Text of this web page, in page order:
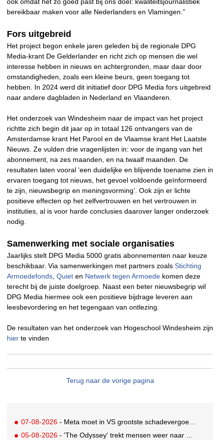
bereikbaar maken voor alle Nederlanders en Vlamingen.”
Fors uitgebreid
Het project begon enkele jaren geleden bij de regionale DPG
Media-krant De Gelderlander en richt zich op mensen die wel
interesse hebben in nieuws en achtergronden, maar daar door
omstandigheden, zoals een kleine beurs, geen toegang tot
hebben. In 2024 werd dit initiatief door DPG Media fors uitgebreid
naar andere dagbladen in Nederland en Vlaanderen.
Het onderzoek van Windesheim naar de impact van het project
richtte zich begin dit jaar op in totaal 126 ontvangers van de
Amsterdamse krant Het Parool en de Vlaamse krant Het Laatste
Nieuws. Ze vulden drie vragenlijsten in: voor de ingang van het
abonnement, na zes maanden, en na twaalf maanden. De
resultaten laten vooral ‘een duidelijke en blijvende toename zien in
ervaren toegang tot nieuws, het gevoel voldoende geïnformeerd
te zijn, nieuwsbegrip en meningsvorming’. Ook zijn er lichte
positieve effecten op het zelfvertrouwen en het vertrouwen in
instituties, al is voor harde conclusies daarover langer onderzoek
nodig.
Samenwerking met sociale organisaties
Jaarlijks stelt DPG Media 5000 gratis abonnementen naar keuze
beschikbaar. Via samenwerkingen met partners zoals Stichting
Armoedefonds Quiet en Netwerk tegen Armoede komen deze
terecht bij de juiste doelgroep. Naast een beter nieuwsbegrip wil
DPG Media hiermee ook een positieve bijdrage leveren aan
leesbevordering en het tegengaan van ontlezing.
De resultaten van het onderzoek van Hogeschool Windesheim zijn
hier te vinden
Terug naar de vorige pagina
07-08-2026 - Meta moet in VS grootste schadevergoeding ooit betalen: 567 miljoen dollar
05-08-2026 - 'The Odyssey' trekt mensen weer naar de bioscoop